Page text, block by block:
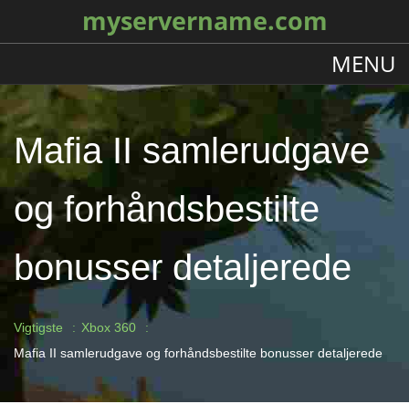
myservername.com
MENU
Mafia II samlerudgave
og forhåndsbestilte
bonusser detaljerede
Vigtigste
Xbox 360
Mafia II samlerudgave og forhåndsbestilte bonusser detaljerede